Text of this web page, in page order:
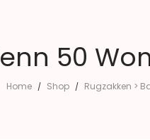
50
Home / Shop / Rugzakken >